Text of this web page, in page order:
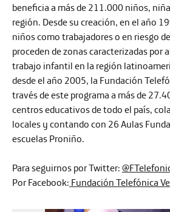
beneficia a más de 211.000 niños,
región. Desde su creación, en el año
niños como trabajadores o en riesgo
proceden de zonas caracterizadas por
trabajo infantil en la región
desde el año 2005, la Fundación
través de este programa a más de
centros educativos de todo el país,
locales y contando con 26 Aulas
escuelas Proniño.
Para seguirnos por Twitter:
Por Facebook: Fundación Telefónica